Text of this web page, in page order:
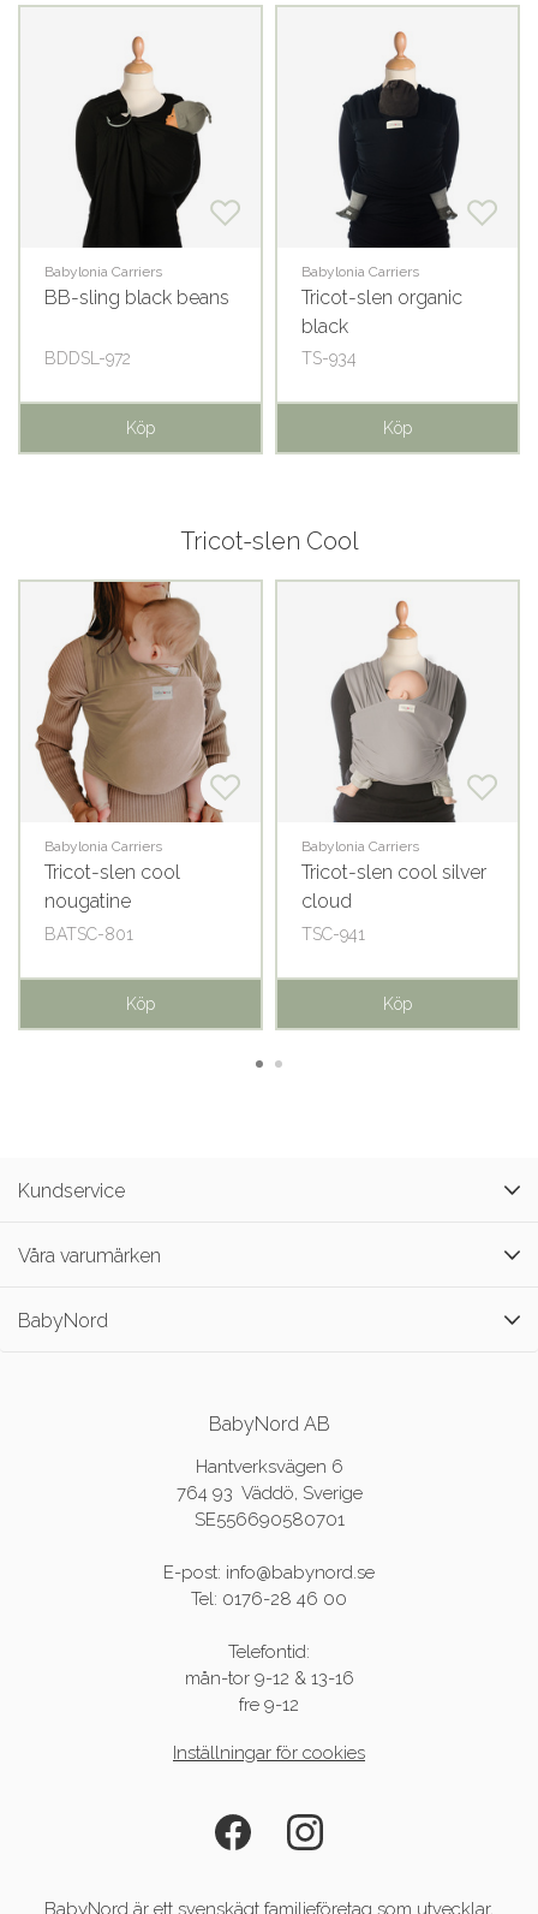
Babylonia Carriers
BB-sling black beans
BDDSL-972
Köp
Babylonia Carriers
Tricot-slen organic
black
TS-934
Köp
Tricot-slen Cool
Babylonia Carriers
Tricot-slen cool
nougatine
BATSC-801
Köp
Babylonia Carriers
Tricot-slen cool silver
cloud
TSC-941
Köp
Kundservice
Våra varumärken
BabyNord
BabyNord AB
Hantverksvägen 6
764 93 Väddö, Sverige
SE556690580701
E-post: info@babynord.se
Tel: 0176-28 46 00
Telefontid:
mån-tor 9-12 & 13-16
fre 9-12
Inställningar för cookies
BabyNord är ett svenskägt familjeföretag som utvecklar,